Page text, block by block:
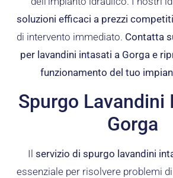
soluzioni efficaci a prezzi
di intervento immediato. Contatta
per lavandini intasati a Gorga e
funzionamento del tuo
Spurgo Lavandini
Gorga
Il servizio di spurgo lavandini
essenziale per risolvere problemi